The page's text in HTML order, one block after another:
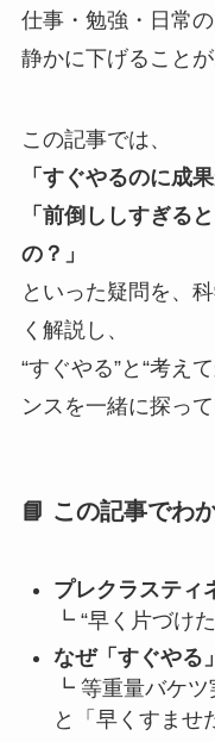
仕事・勉強・日常
静かに下げることが
この記事では、
「すぐやるのに成
「前倒ししすぎる
の？」
といった疑問を、
く解説し、
“すぐやる”と“考え
ンスを一緒に探って
📘 この記事でわ
プレクラスティ
┗ “早く片づけ
なぜ「すぐやる
┗ 等重量バケ
と「早くすませ